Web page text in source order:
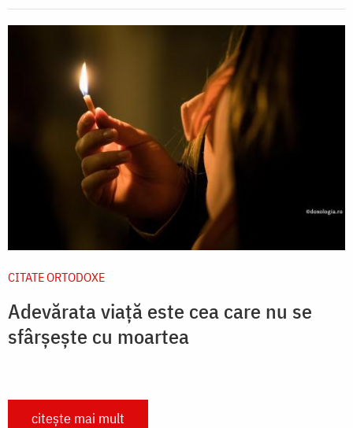
CITATE ORTODOXE
Adevărata viață este cea care nu se
sfârșește cu moartea
citește mai mult